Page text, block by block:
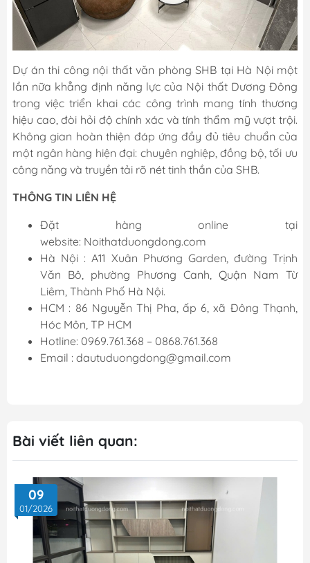
Dự án thi công nội thất văn phòng SHB tại Hà Nội một
lần nữa khẳng định năng lực của Nội thất Dương Đông
trong việc triển khai các công trình mang tính thương
hiệu cao, đòi hỏi độ chính xác và tính thẩm mỹ vượt trội.
Không gian hoàn thiện đáp ứng đầy đủ tiêu chuẩn của
một ngân hàng hiện đại: chuyên nghiệp, đồng bộ, tối ưu
công năng và truyền tải rõ nét tinh thần của SHB.
THÔNG TIN LIÊN HỆ
Đặt hàng online tại
website: Noithatduongdong.com
Hà Nội : A11 Xuân Phương Garden, đường Trịnh
Văn Bô, phường Phương Canh, Quận Nam Từ
Liêm, Thành Phố Hà Nội.
HCM : 86 Nguyễn Thị Pha, ấp 6, xã Đông Thạnh,
Hóc Môn, TP HCM
Hotline: 0969.761.368 – 0868.761.368
Email : dautuduongdong@gmail.com
Bài viết liên quan:
09
01/2026